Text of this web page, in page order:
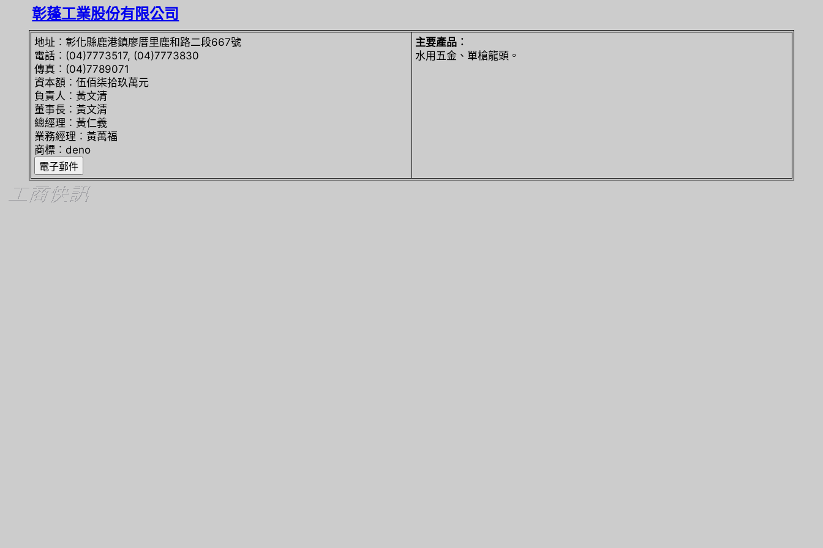
彰蓬工業股份有限公司
地址︰彰化縣鹿港鎮廖厝里鹿和路二段667號
電話︰(04)7773517, (04)7773830
傳真︰(04)7789071
資本額︰伍佰柒拾玖萬元
負責人︰黃文清
董事長︰黃文清
總經理︰黃仁義
業務經理︰黃萬福
商標︰deno
主要產品︰
水用五金、單槍龍頭。